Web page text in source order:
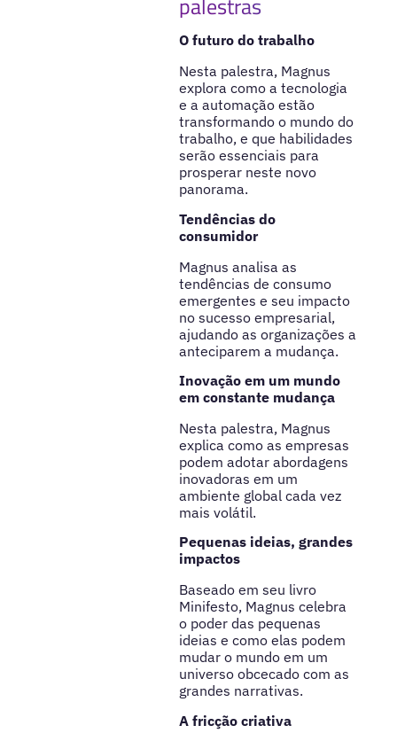
O futuro do trabalho
Nesta palestra, Magnus
explora como a tecnologia
e a automação estão
transformando o mundo do
trabalho, e que habilidades
serão essenciais para
prosperar neste novo
panorama.
Tendências do
consumidor
Magnus analisa as
tendências de consumo
emergentes e seu impacto
no sucesso empresarial,
ajudando as organizações a
anteciparem a mudança.
Inovação em um mundo
em constante mudança
Nesta palestra, Magnus
explica como as empresas
podem adotar abordagens
inovadoras em um
ambiente global cada vez
mais volátil.
Pequenas ideias, grandes
impactos
Baseado em seu livro
Minifesto, Magnus celebra
o poder das pequenas
ideias e como elas podem
mudar o mundo em um
universo obcecado com as
grandes narrativas.
A fricção criativa